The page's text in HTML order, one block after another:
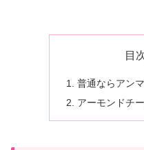
目
普通ならアン
アーモンドチ